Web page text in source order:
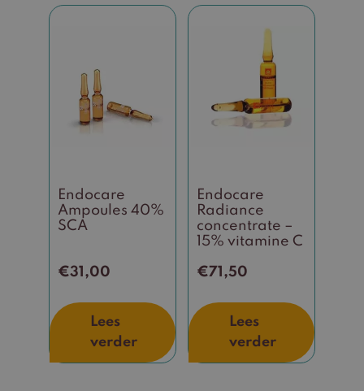
Endocare
Ampoules 40%
SCA
€31,00
Lees
verder
Endocare
Radiance
concentrate –
15% vitamine C
€71,50
Lees
verder